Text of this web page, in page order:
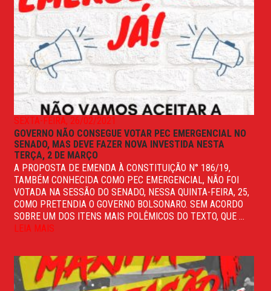
SEXTA-FEIRA, 26/02/2021
GOVERNO NÃO CONSEGUE VOTAR PEC EMERGENCIAL NO
SENADO, MAS DEVE FAZER NOVA INVESTIDA NESTA
TERÇA, 2 DE MARÇO
A PROPOSTA DE EMENDA À CONSTITUIÇÃO N° 186/19,
TAMBÉM CONHECIDA COMO PEC EMERGENCIAL, NÃO FOI
VOTADA NA SESSÃO DO SENADO, NESSA QUINTA-FEIRA, 25,
COMO PRETENDIA O GOVERNO BOLSONARO. SEM ACORDO
SOBRE UM DOS ITENS MAIS POLÊMICOS DO TEXTO, QUE ...
LEIA MAIS